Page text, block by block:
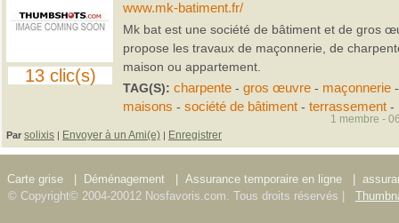
13 clic(s)
www.mk-batiment.fr/
Mk bat est une société de bâtiment et de gros
propose les travaux de maçonnerie, de
maison ou appartement.
TAG(S): charpente- gros œuvre- maçonnerie
maisons - société de bâtiment- terrassement-
Par solixis | Envoyer à un Ami(e) | Enregistrer
1 membre -
Carte grise Déménagement Assurance temporaire en ligne
© Copyright© 2004-20012 Nosfavoris.com. Tous droits réservés |